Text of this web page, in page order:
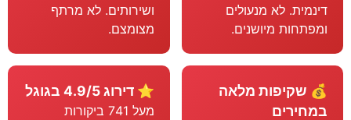
דינמית. לא מנעולים
ומפתחות מיושנים.
ושירותים. לא מרתף
מצומצם.
💰 שקיפות מלאה
במחירים
⭐ דירוג 4.9/5 בגוגל
מעל 741 ביקורות